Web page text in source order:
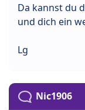
Da kannst du
und dich ein
Lg
Nic1906